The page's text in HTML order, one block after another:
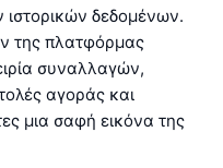
δεδομένων.
της πλατφόρμας
συναλλαγών,
αγοράς και
μια σαφή εικόνα της